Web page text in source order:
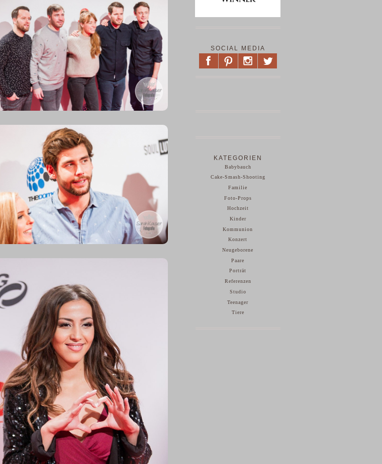
SOCIAL MEDIA
KATEGORIEN
Babybauch
Cake-Smash-Shooting
Familie
Foto-Props
Hochzeit
Kinder
Kommunion
Konzert
Neugeborene
Paare
Porträt
Referenzen
Studio
Teenager
Tiere